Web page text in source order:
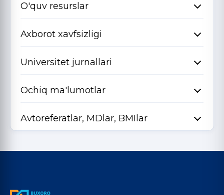
O'quv resurslar
Axborot xavfsizligi
Universitet jurnallari
Ochiq ma'lumotlar
Avtoreferatlar, MDlar, BMIlar